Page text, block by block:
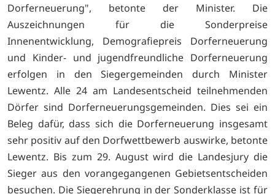
Dorferneuerung", betonte der Minister. Die
Auszeichnungen für die Sonderpreise
Innenentwicklung, Demografiepreis Dorferneuerung
und Kinder- und jugendfreundliche Dorferneuerung
erfolgen in den Siegergemeinden durch Minister
Lewentz. Alle 24 am Landesentscheid teilnehmenden
Dörfer sind Dorferneuerungsgemeinden. Dies sei ein
Beleg dafür, dass sich die Dorferneuerung insgesamt
sehr positiv auf den Dorfwettbewerb auswirke, betonte
Lewentz. Bis zum 29. August wird die Landesjury die
Sieger aus den vorangegangenen Gebietsentscheiden
besuchen. Die Siegerehrung in der Sonderklasse ist für